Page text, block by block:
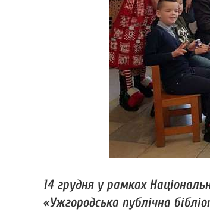
14 грудня у рамках
«Ужгородська публічна